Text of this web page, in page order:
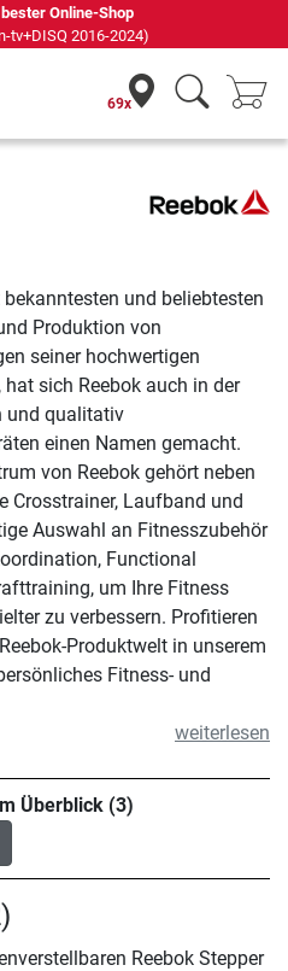
Online-Shop
tv+DISQ 2016-2024)
69x
und beliebtesten
Produktion von
seiner hochwertigen
sich Reebok auch in der
und qualitativ
einen Namen gemacht.
von Reebok gehört neben
Crosstrainer, Laufband und
Auswahl an Fitnesszubehör
Functional
um Ihre Fitness
zu verbessern. Profitieren
Produktwelt in unserem
Fitness- und
weiterlesen
Überblick (3)
Reebok Stepper